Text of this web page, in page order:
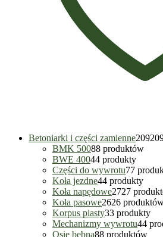
Betoniarki i części zamienne209
BMK 50088 produktów
BWE 40044 produkty
Części do wywrotu77
Koła jezdne44 produkty
Koła napędowe2727
Koła pasowe2626
Korpus piasty33 produkty
Mechanizmy wywrotu44
Osie bębna88 produktów